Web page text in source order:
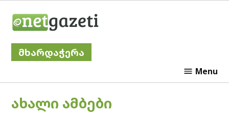
მხარდაჭერა
Menu
POSTED
ᲐᲮᲐᲚᲘ ᲐᲛᲑᲔᲑᲘ